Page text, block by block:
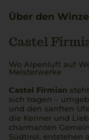
Über den
Castel
Wo Alpenluft auf
Meisterwerke
Castel Firmian
sich tragen –
und den sanften
die Kenner und
charmanten
Südtirol, entstehen